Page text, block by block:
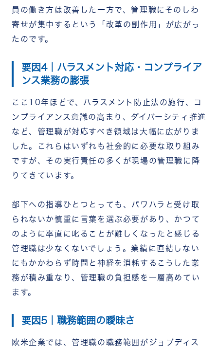
員の働き方は改善した一方で、管理職にそのしわ
寄せが集中するという「改革の副作用」が広がっ
たのです。
要因4｜ハラスメント対応・コンプライア
ンス業務の膨張
ここ10年ほどで、ハラスメント防止法の施行、コ
ンプライアンス意識の高まり、ダイバーシティ推進
など、管理職が対応すべき領域は大幅に広がりま
した。これらはいずれも社会的に必要な取り組み
ですが、その実行責任の多くが現場の管理職に降
りてきています。
部下への指導ひとつとっても、パワハラと受け取
られないか慎重に言葉を選ぶ必要があり、かつて
のように率直に叱ることが難しくなったと感じる
管理職は少なくないでしょう。業績に直結しない
にもかかわらず時間と神経を消耗するこうした業
務が積み重なり、管理職の負担感を一層高めてい
ます。
要因5｜職務範囲の曖昧さ
欧米企業では、管理職の職務範囲がジョブディス